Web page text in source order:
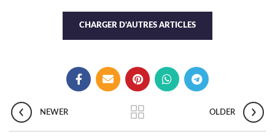
CHARGER D'AUTRES ARTICLES
NEWER OLDER